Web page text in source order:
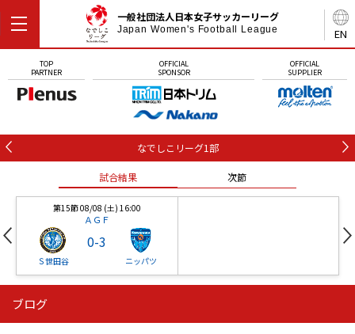
EN
一般社団法人日本女子サッカーリーグ
Japan Women's Football League
TOP
PARTNER
OFFICIAL
SPONSOR
OFFICIAL
SUPPLIER
なでしこリーグ1部
試合結果 次節
第15節 08/08 (土) 16:00
ＡＧＦ
Ｓ世田谷
0-3
ニッパツ
ニッパツ 石人の星
ブログ